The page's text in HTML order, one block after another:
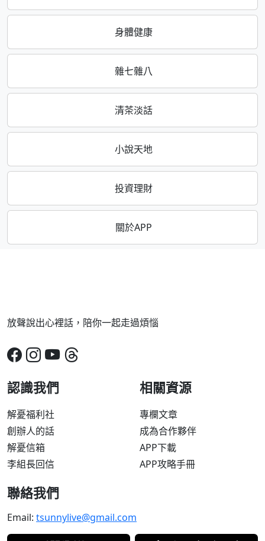
身體健康
雜七雜八
清茶淡話
小說天地
投資理財
關於APP
放聲說出心裡話，陪你一起走過煩惱
認識我們
解憂福利社
創辦人的話
解憂信箱
李組長回信
相關資源
專欄文章
成為合作夥伴
APP下載
APP攻略手冊
聯絡我們
Email: tsunnylive@gmail.com